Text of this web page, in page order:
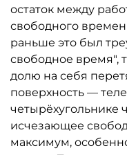
остаток между
свободного
раньше это был
свободное время",
долю на себя
поверхность —
четырёхугольнике
исчезающее
максимум,